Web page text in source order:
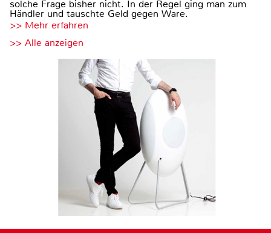
solche Frage bisher nicht. In der Regel ging man zum
Händler und tauschte Geld gegen Ware.
>> Mehr erfahren
>> Alle anzeigen